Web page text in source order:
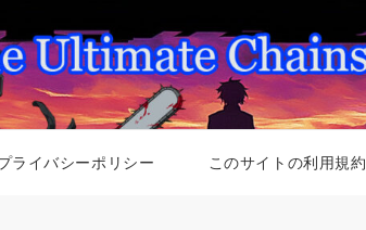
ライバシーポリシー このサイトの利用規約